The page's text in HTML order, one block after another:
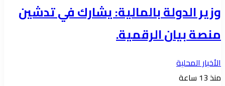
وزير الدولة بالمالية: يشارك في تدشين
منصة بيان الرقمية.
الأخبار المحلية
منذ 13 ساعة